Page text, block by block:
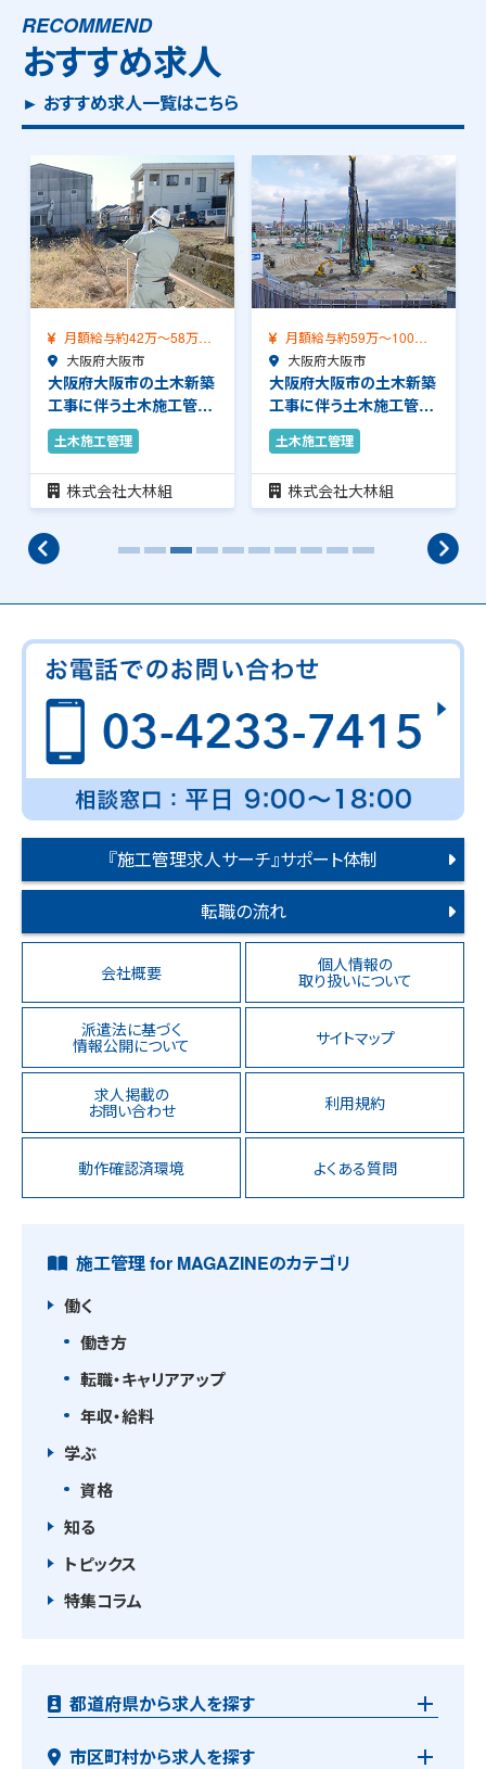
RECOMMEND
おすすめ求人
► おすすめ求人一覧はこちら
月額給与約59万～100万
（前職給与保証…
大阪府大阪市
大阪府大阪市の土木新築
工事に伴う土木施工管理
のお仕事です。安…
土木施工管理
株式会社大林組
月額給与約34万～41万
（前職給与保証）…
大阪府大阪市
大阪府大阪市の土木新築
工事に伴う土木施工管理
のお仕事です。安…
土木施工管理
株式会社大林組
『施工管理求人サーチ』サポート体制
転職の流れ
会社概要 個人情報の
取り扱いについて
派遣法に基づく
情報公開について サイトマップ
求人掲載の
お問い合わせ 利用規約
動作確認済環境 よくある質問
施工管理 for MAGAZINEのカテゴリ
働く
働き方
転職・キャリアアップ
年収・給料
学ぶ
資格
知る
トピックス
特集コラム
都道府県から求人を探す
市区町村から求人を探す